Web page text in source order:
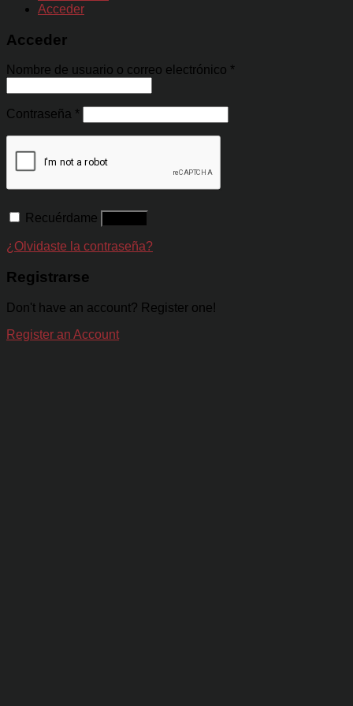
Acceder
Acceder
Nombre de usuario o correo electrónico *
Contraseña *
Recuérdame
¿Olvidaste la contraseña?
Registrarse
Don't have an account? Register one!
Register an Account